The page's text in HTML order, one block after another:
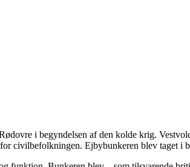
i begyndelsen af den kolde krig.
civilbefolkningen. Ejbybunkeren blev taget i